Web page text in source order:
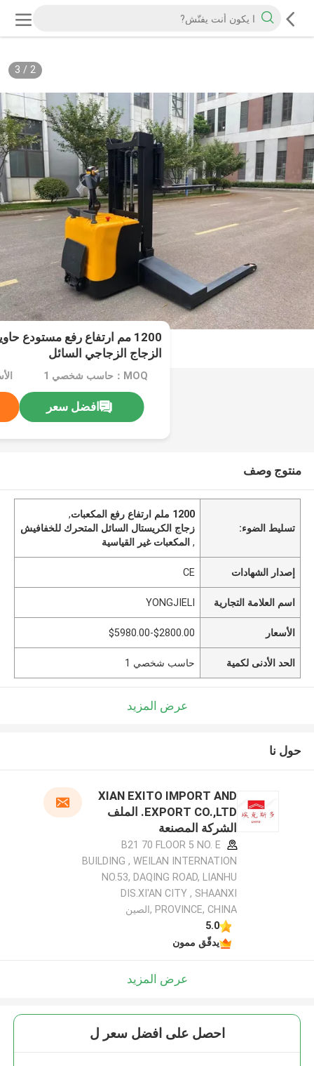
2
/
3
1200 مم ارتفاع رفع مستودع
الزجاج الزجاجي السائل
MOQ：حاسب شخصي 1
افضل سعر
منتوج وصف
تسليط الضوء:
1200 ملم ارتفاع رفع المكعبات
,
زجاج الكريستال السائل المتحرك للخفافيش
,المكعبات غير القياسية
إصدار الشهادات CE
اسم العلامة التجارية YONGJIELI
الأسعار $2800.00-$5980.00
الحد الأدنى لكمية حاسب شخصي 1
عرض المزيد
حول نا
XIAN EXITO IMPORT AND
EXPORT CO.,LTD. الملف
الشركة المصنعة
B21 70 FLOOR 5 NO. E
BUILDING , WEILAN INTERNATION
NO.53, DAQING ROAD, LIANHU
DIS.XI'AN CITY , SHAANXI
PROVINCE, CHINA ,الصين
5.0
يدقّق ممون
عرض المزيد
احصل على افضل سعر ل